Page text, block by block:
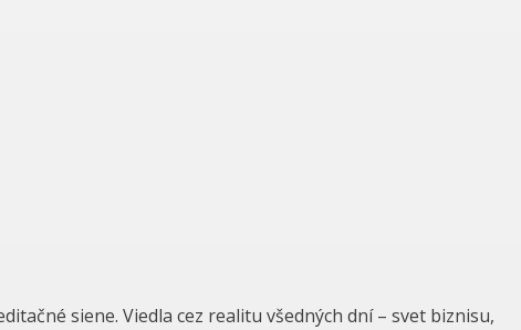
siene. Viedla cez realitu všedných dní – svet biznisu,